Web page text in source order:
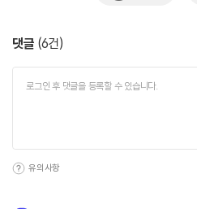
댓글 (6건)
유의사항